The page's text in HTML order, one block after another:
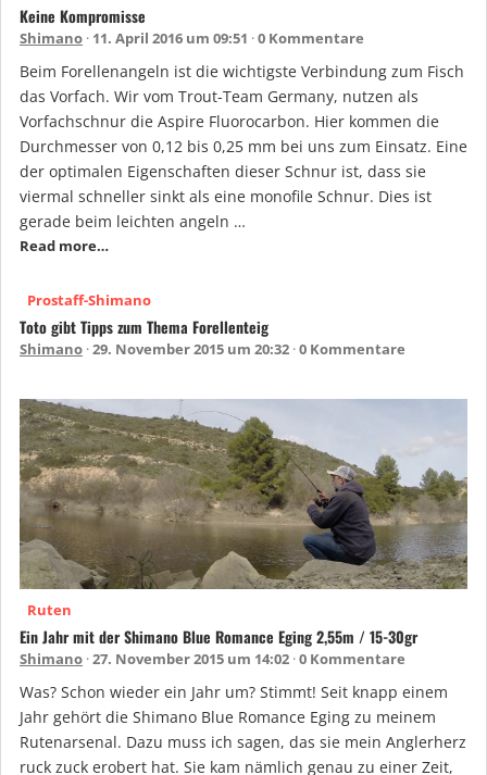
Keine Kompromisse
Shimano 11. April 2016 um 09:51 0 Kommentare
Beim Forellenangeln ist die wichtigste Verbindung zum Fisch
das Vorfach. Wir vom Trout-Team Germany, nutzen als
Vorfachschnur die Aspire Fluorocarbon. Hier kommen die
Durchmesser von 0,12 bis 0,25 mm bei uns zum Einsatz. Eine
der optimalen Eigenschaften dieser Schnur ist, dass sie
viermal schneller sinkt als eine monofile Schnur. Dies ist
gerade beim leichten angeln …
Read more…
Prostaff-Shimano
Toto gibt Tipps zum Thema Forellenteig
Shimano 29. November 2015 um 20:32 0 Kommentare
Ruten
Ein Jahr mit der Shimano Blue Romance Eging 2,55m / 15-30gr
Shimano 27. November 2015 um 14:02 0 Kommentare
Was? Schon wieder ein Jahr um? Stimmt! Seit knapp einem
Jahr gehört die Shimano Blue Romance Eging zu meinem
Rutenarsenal. Dazu muss ich sagen, das sie mein Anglerherz
ruck zuck erobert hat. Sie kam nämlich genau zu einer Zeit,